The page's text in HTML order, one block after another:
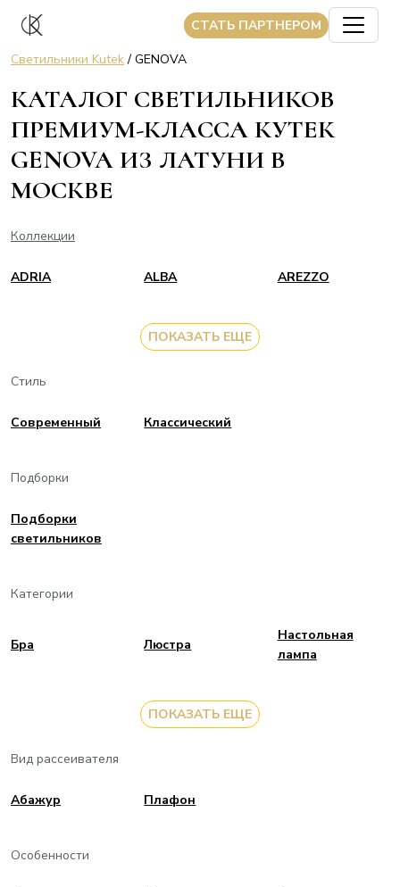
CТАТЬ ПАРТНЕРОМ
Светильники Kutek/ GENOVA
КАТАЛОГ СВЕТИЛЬНИКОВ
ПРЕМИУМ-КЛАССА КУТЕК
GENOVA ИЗ ЛАТУНИ В
МОСКВЕ
Коллекции
ADRIA ALBA AREZZO
ПОКАЗАТЬ ЕЩЕ
Стиль
Современный Классический
Подборки
Подборки
светильников
Категории
Бра Люстра
Настольная
лампа
ПОКАЗАТЬ ЕЩЕ
Вид рассеивателя
Aбажур Плафон
Особенности